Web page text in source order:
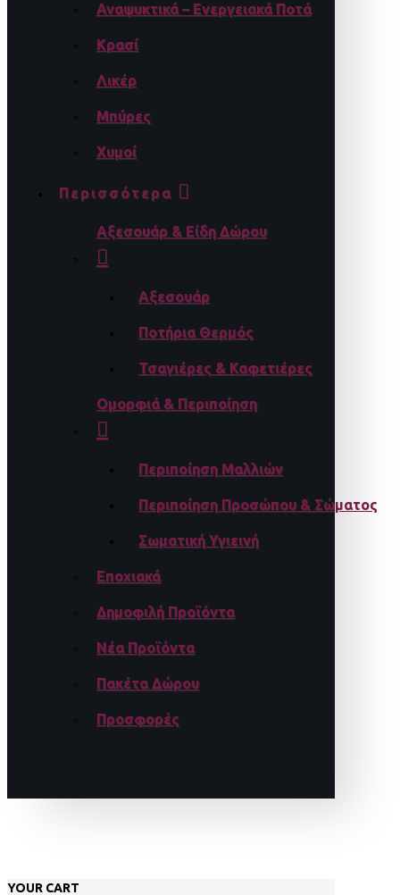
Αναψυκτικά – Ενεργειακά Ποτά
Κρασί
Λικέρ
Μπύρες
Χυμοί
Περισσότερα
Αξεσουάρ & Είδη Δώρου
Αξεσουάρ
Ποτήρια Θερμός
Τσαγιέρες & Καφετιέρες
Ομορφιά & Περιποίηση
Περιποίηση Μαλλιών
Περιποίηση Προσώπου & Σώματος
Σωματική Υγιεινή
Εποχιακά
Δημοφιλή Προϊόντα
Νέα Προϊόντα
Πακέτα Δώρου
Προσφορές
YOUR CART